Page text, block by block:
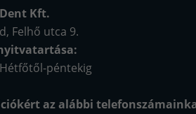
Kft.
Felhő utca 9.
Hétfőtől-péntekig
az alábbi